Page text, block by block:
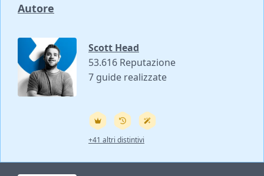
Autore
Scott Head
53.616 Reputazione
7 guide realizzate
+41 altri distintivi